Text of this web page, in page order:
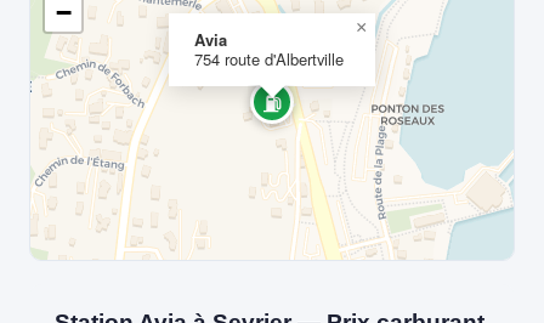
⛽
Avia
754 route d'Albertville
×
−